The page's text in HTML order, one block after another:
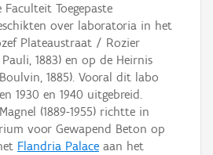
Faculteit Toegepaste
over laboratoria in het
Plateaustraat / Rozier
1883) en op de Heirnis
1885). Vooral dit labo
1930 en 1940 uitgebreid.
(1889-1955) richtte in
voor Gewapend Beton op
Flandria Palace aan het